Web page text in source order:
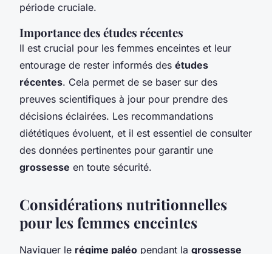
période cruciale.
Importance des études récentes
Il est crucial pour les femmes enceintes et leur
entourage de rester informés des études
récentes. Cela permet de se baser sur des
preuves scientifiques à jour pour prendre des
décisions éclairées. Les recommandations
diététiques évoluent, et il est essentiel de consulter
des données pertinentes pour garantir une
grossesse en toute sécurité.
Considérations nutritionnelles
pour les femmes enceintes
Naviguer le régime paléo pendant la grossesse